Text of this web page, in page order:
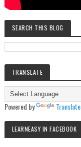
SEARCH THIS BLOG
TRANSLATE
Powered by Translate
LEARNEASY IN FACEBOOK